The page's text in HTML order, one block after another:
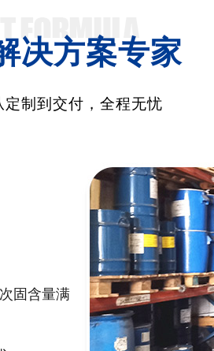
决方案专家
制到交付，全程无忧
固含量满